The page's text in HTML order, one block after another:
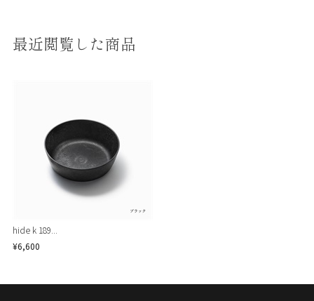
最近閲覧した商品
hide k 189...
¥6,600